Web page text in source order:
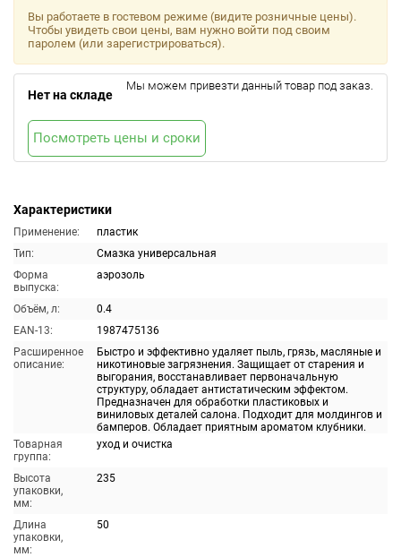
Характеристики
Применение:
пластик
Тип:
Смазка универсальная
Форма
выпуска:
аэрозоль
Объём, л:
0.4
EAN-13:
1987475136
Расширенное
описание:
Быстро и эффективно удаляет пыль, грязь, масляные и
никотиновые загрязнения. Защищает от старения и
выгорания, восстанавливает первоначальную
структуру, обладает антистатическим эффектом.
Предназначен для обработки пластиковых и
виниловых деталей салона. Подходит для молдингов и
бамперов. Обладает приятным ароматом клубники.
Товарная
группа:
уход и очистка
Высота
упаковки,
мм:
235
Длина
упаковки,
мм:
50
Вы работаете в гостевом режиме (видите розничные цены).
Чтобы увидеть свои цены, вам нужно войти под своим
паролем (или зарегистрироваться).
Нет на складе
Мы можем привезти данный товар под заказ.
Посмотреть цены и сроки